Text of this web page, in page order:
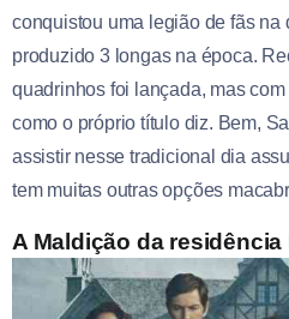
conquistou uma legião de fãs na
produzido 3 longas na época.
quadrinhos foi lançada, mas
como o próprio título diz. Bem,
assistir nesse tradicional dia
tem muitas outras opções
A Maldição da residência